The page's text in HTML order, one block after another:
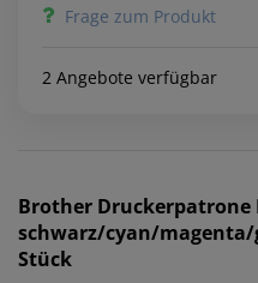
Frage zum Produkt
2 Angebote verfügbar
Brother Druckerpatrone
schwarz/cyan/magenta/
Stück